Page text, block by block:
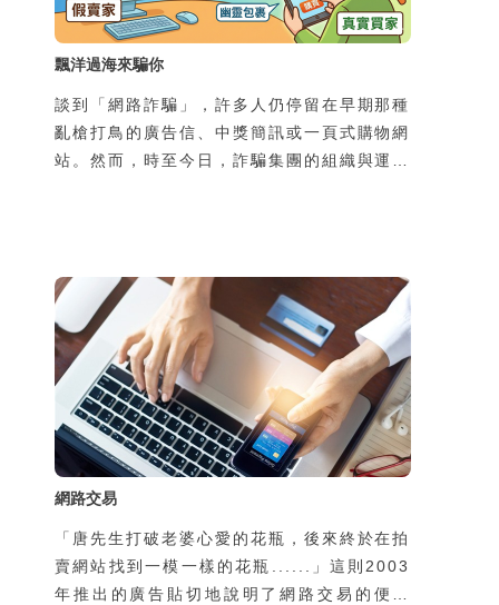
飄洋過海來騙你
談到「網路詐騙」，許多人仍停留在早期那種
亂槍打鳥的廣告信、中獎簡訊或一頁式購物網
站。然而，時至今日，詐騙集團的組織與運作
害者前往不明網站，要求提供個資或金錢；隨
著民眾警覺性提升，這類手法的成功率已大不
如前
網路交易
「唐先生打破老婆心愛的花瓶，後來終於在拍
賣網站找到一模一樣的花瓶......」這則2003
年推出的廣告貼切地說明了網路交易的便利